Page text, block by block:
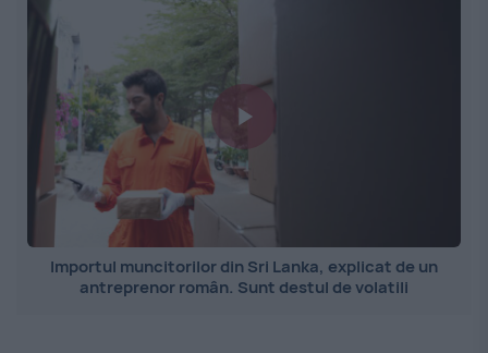
Importul muncitorilor din Sri Lanka, explicat de un
antreprenor român. Sunt destul de volatili